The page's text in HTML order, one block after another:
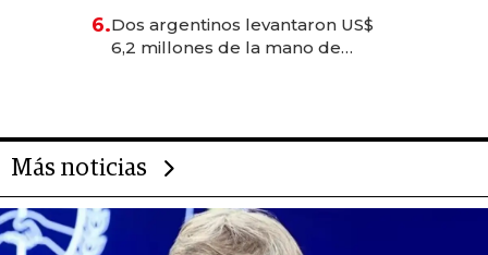
para convertirse en experiencias
transformadoras
6.Dos argentinos levantaron US$
6,2 millones de la mano de
Más noticias